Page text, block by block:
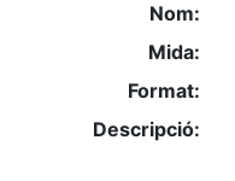
Nom:
Mida:
Format:
Descripció: